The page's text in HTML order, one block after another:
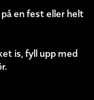
en fest eller helt
is, fyll upp med